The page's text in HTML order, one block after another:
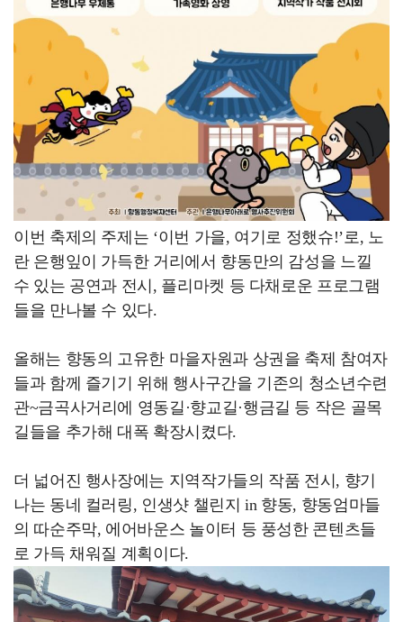
이번 축제의 주제는 ‘이번 가을, 여기로 정했슈!’로, 노
란 은행잎이 가득한 거리에서 향동만의 감성을 느낄
수 있는 공연과 전시, 플리마켓 등 다채로운 프로그램
들을 만나볼 수 있다.
올해는 향동의 고유한 마을자원과 상권을 축제 참여자
들과 함께 즐기기 위해 행사구간을 기존의 청소년수련
관~금곡사거리에 영동길·향교길·행금길 등 작은 골목
길들을 추가해 대폭 확장시켰다.
더 넓어진 행사장에는 지역작가들의 작품 전시, 향기
나는 동네 컬러링, 인생샷 챌린지 in 향동, 향동엄마들
의 따순주막, 에어바운스 놀이터 등 풍성한 콘텐츠들
로 가득 채워질 계획이다.